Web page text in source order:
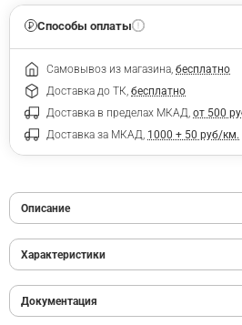
Способы оплаты
Самовывоз из магазина, бесплатно
Доставка до ТК, бесплатно
Доставка в пределах МКАД, от 500
Доставка за МКАД, 1000 + 50 руб/км.
Описание
Характеристики
Документация